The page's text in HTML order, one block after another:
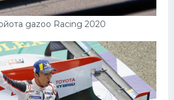
gazoo Racing 2020